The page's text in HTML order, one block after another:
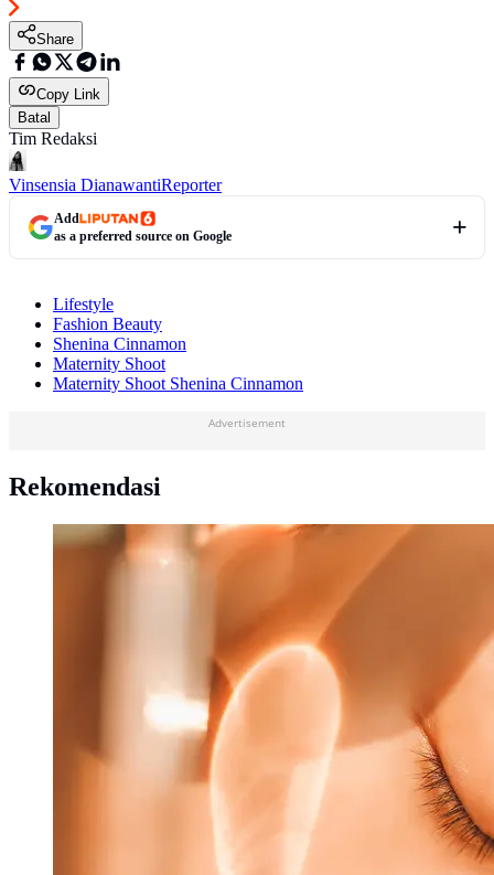
Share
Copy Link
Batal
Tim Redaksi
Vinsensia DianawantiReporter
Add
as a preferred source on Google
Lifestyle
Fashion Beauty
Shenina Cinnamon
Maternity Shoot
Maternity Shoot Shenina Cinnamon
Advertisement
Rekomendasi